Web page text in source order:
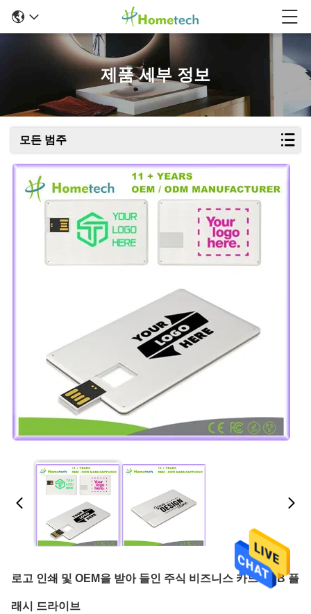
제품 세부 정보
모든 범주
로고 인쇄 및 OEM을 받아 들인 주식 비즈니스 카드 USB 플
래시 드라이브